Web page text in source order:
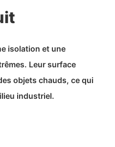
isolation et une
Leur surface
objets chauds, ce qui
industriel.